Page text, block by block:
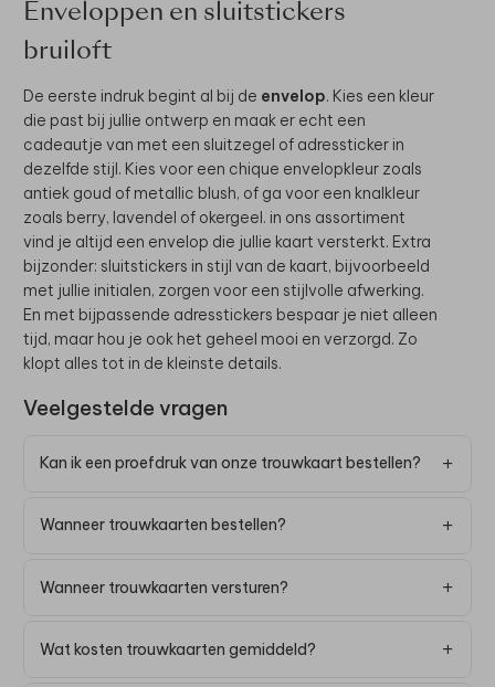
Enveloppen en sluitstickers
bruiloft
De eerste indruk begint al bij de envelop. Kies een kleur
die past bij jullie ontwerp en maak er echt een
cadeautje van met een sluitzegel of adressticker in
dezelfde stijl. Kies voor een chique envelopkleur zoals
antiek goud of metallic blush, of ga voor een knalkleur
zoals berry, lavendel of okergeel. in ons assortiment
vind je altijd een envelop die jullie kaart versterkt. Extra
bijzonder: sluitstickers in stijl van de kaart, bijvoorbeeld
met jullie initialen, zorgen voor een stijlvolle afwerking.
En met bijpassende adresstickers bespaar je niet alleen
tijd, maar hou je ook het geheel mooi en verzorgd. Zo
klopt alles tot in de kleinste details.
Veelgestelde vragen
Kan ik een proefdruk van onze trouwkaart bestellen?
Wanneer trouwkaarten bestellen?
Wanneer trouwkaarten versturen?
Wat kosten trouwkaarten gemiddeld?